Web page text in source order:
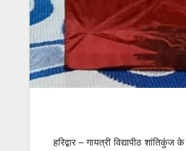
हरिद्वार – गायत्री विद्यापीठ